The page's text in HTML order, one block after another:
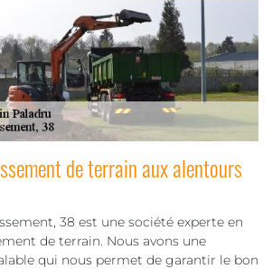
de terrain aux alentours
38 est une société experte en
de terrain. Nous avons une
qui nous permet de garantir le bon